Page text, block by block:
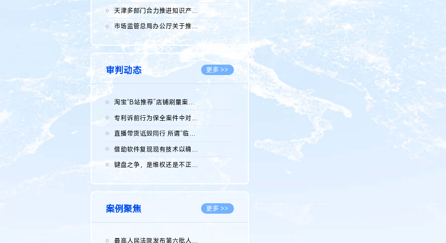
天津多部门合力推进知识产权保护工作
2026.08.05
市场监管总局办公厅关于推广第一批全国商业秘密保护创新试点典型...
2026.08.05
审判动态 更多 >>
淘宝“B站推荐”店铺刷量案维持原判，两被告连带赔偿150万元
专利诉前行为保全案件中对仿制药申请人曾作出三类声明的考量及违...
直播带货诋毁同行 所谓“临场发挥”不免责
借助软件复现现有技术以确认相关参数特征是否被公开
键盘之争，是维权还是不正当竞争？
案例聚焦 更多 >>
最高人民法院发布第六批人民法院种业知识产权司法保护典型案例 含...